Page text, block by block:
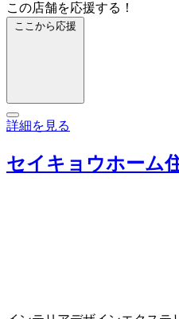
この店舗を応援する！
ここから応援
詳細を見る
セイキョウホーム